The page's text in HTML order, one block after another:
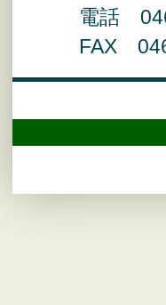
電話
FAX